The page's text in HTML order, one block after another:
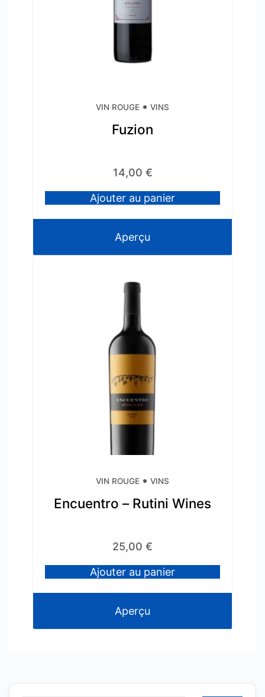
VIN ROUGE VINS
Fuzion
14,00 €
Ajouter au panier
Aperçu
VIN ROUGE VINS
Encuentro – Rutini Wines
25,00 €
Ajouter au panier
Aperçu